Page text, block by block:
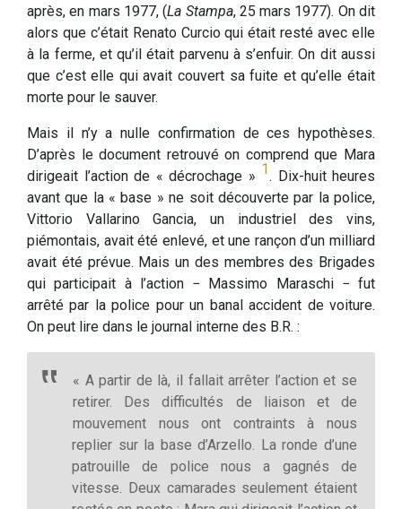
après, en mars 1977, (La Stampa, 25 mars 1977). On dit
alors que c’était Renato Curcio qui était resté avec elle
à la ferme, et qu’il était parvenu à s’enfuir. On dit aussi
que c’est elle qui avait couvert sa fuite et qu’elle était
morte pour le sauver.
Mais il n’y a nulle confirmation de ces hypothèses.
D’après le document retrouvé on comprend que Mara
dirigeait l’action de « décrochage » 1. Dix-huit heures
avant que la « base » ne soit découverte par la police,
Vittorio Vallarino Gancia, un industriel des vins,
piémontais, avait été enlevé, et une rançon d’un milliard
avait été prévue. Mais un des membres des Brigades
qui participait à l’action − Massimo Maraschi − fut
arrêté par la police pour un banal accident de voiture.
On peut lire dans le journal interne des B.R. :
« A partir de là, il fallait arrêter l’action et se
retirer. Des difficultés de liaison et de
mouvement nous ont contraints à nous
replier sur la base d’Arzello. La ronde d’une
patrouille de police nous a gagnés de
vitesse. Deux camarades seulement étaient